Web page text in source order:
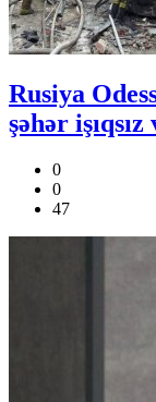
Rusiya
şəhər
0
0
47